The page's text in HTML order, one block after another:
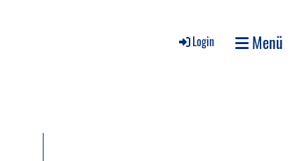
Login Menü